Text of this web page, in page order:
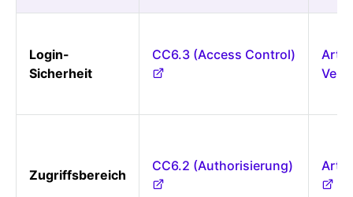
Login-
Sicherheit
CC6.3 (Access Control)
Art.
Zugriffsbereich
CC6.2 (Authorisierung) Art.